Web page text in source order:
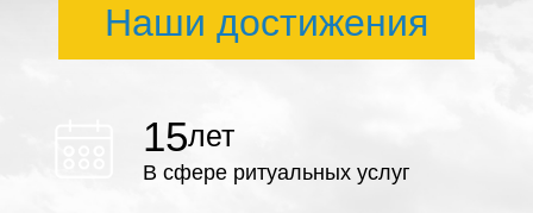
Наши достижения
15лет
В сфере ритуальных услуг